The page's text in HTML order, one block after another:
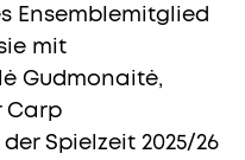
Ensemblemitglied
mit
Gudmonaitė,
Carp
Spielzeit 2025/26